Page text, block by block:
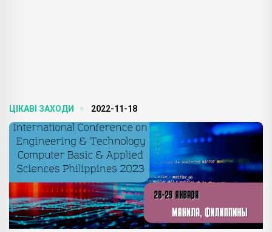
ЦІКАВІ ЗАХОДИ 2022-11-18